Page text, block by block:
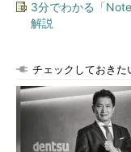
3分でわかる「
解説
チェックしておきた